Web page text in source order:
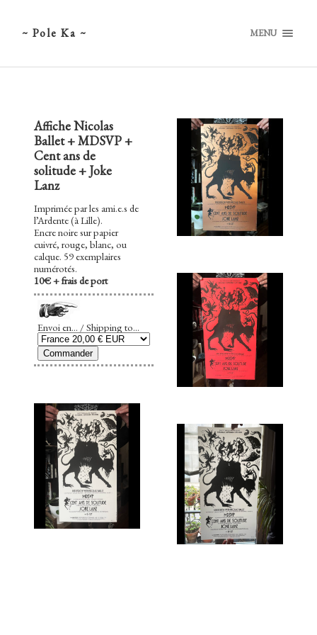
~ Pole Ka ~ MENU
Affiche Nicolas
Ballet + MDSVP +
Cent ans de
solitude + Joke
Lanz
Imprimée par les ami.e.s de
l’Ardente (à Lille).
Encre noire sur papier
cuivré, rouge, blanc, ou
calque. 59 exemplaires
numérotés.
10€ + frais de port
Envoi en... / Shipping to...